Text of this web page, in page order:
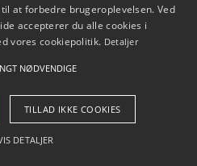
kan bidrage til co2 reduktion
Blog Betingelser
at forbedre brugeroplevelsen. Ved
accepterer du alle cookies i
vores cookiepolitik. Detaljer
NØDVENDIGE
TILLAD IKKE COOKIES
DETALJER